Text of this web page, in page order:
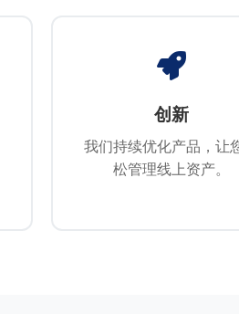
创新
我们持续优化产品，让
松管理线上资产。